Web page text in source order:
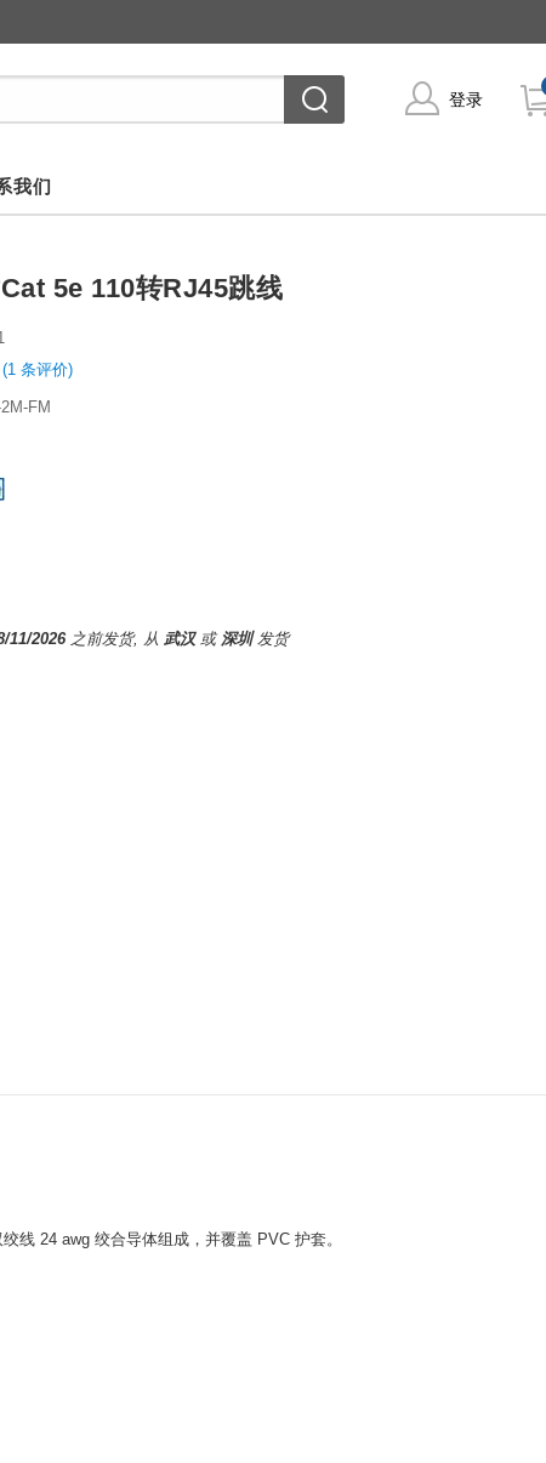
登录
我们
5e 110转RJ45跳线
(1 条评价)
FM
11/2026之前发货, 从 武汉或 深圳发货
线 24 awg 绞合导体组成，并覆盖 PVC 护套。